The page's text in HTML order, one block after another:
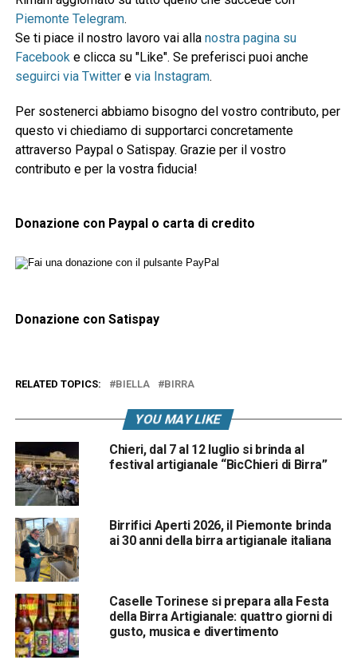
Piemonte Telegram.
Se ti piace il nostro lavoro vai alla nostra pagina su
Facebooke clicca su "Like". Se preferisci puoi anche
seguirci via Twittere via Instagram.
Per sostenerci abbiamo bisogno del vostro contributo, per
questo vi chiediamo di supportarci concretamente
attraverso Paypal o Satispay. Grazie per il vostro
contributo e per la vostra fiducia!
Donazione con Paypal o carta di credito
Donazione con Satispay
RELATED TOPICS: BIELLA BIRRA
YOU MAY LIKE
Chieri, dal 7 al 12 luglio si brinda al
festival artigianale “BicChieri di Birra”
Birrifici Aperti 2026, il Piemonte brinda
ai 30 anni della birra artigianale italiana
Caselle Torinese si prepara alla Festa
della Birra Artigianale: quattro giorni di
gusto, musica e divertimento